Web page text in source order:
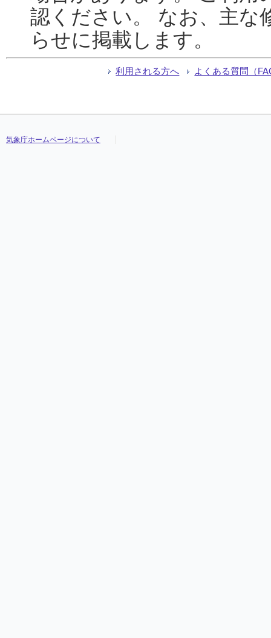
認ください。 なお、主な
らせに掲載します。
利用される方へ よくある質問（
気象庁ホームページについて